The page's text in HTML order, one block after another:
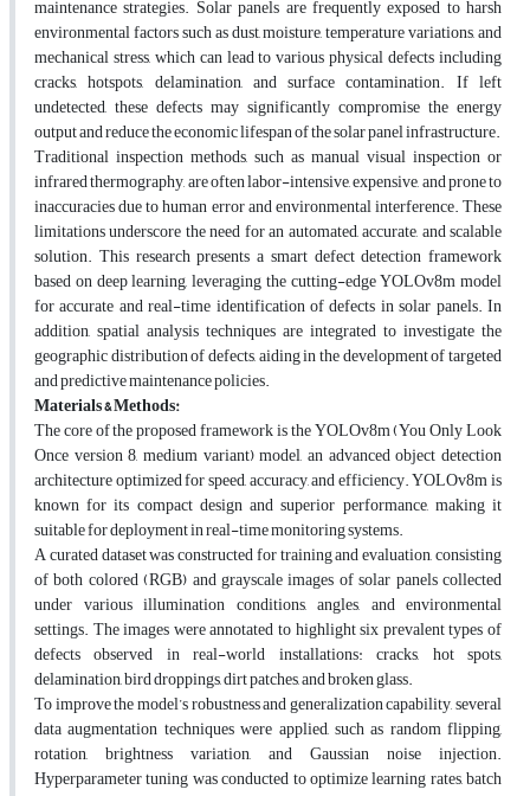
maintenance strategies. Solar panels are frequently exposed to harsh
environmental factors such as dust, moisture, temperature variations, and
mechanical stress, which can lead to various physical defects including
cracks, hotspots, delamination, and surface contamination. If left
undetected, these defects may significantly compromise the energy
output and reduce the economic lifespan of the solar panel infrastructure.
Traditional inspection methods, such as manual visual inspection or
infrared thermography, are often labor-intensive, expensive, and prone to
inaccuracies due to human error and environmental interference. These
limitations underscore the need for an automated, accurate, and scalable
solution. This research presents a smart defect detection framework
based on deep learning, leveraging the cutting-edge YOLOv8m model
for accurate and real-time identification of defects in solar panels. In
addition, spatial analysis techniques are integrated to investigate the
geographic distribution of defects, aiding in the development of targeted
and predictive maintenance policies.
Materials & Methods:
The core of the proposed framework is the YOLOv8m (You Only Look
Once version 8, medium variant) model, an advanced object detection
architecture optimized for speed, accuracy, and efficiency. YOLOv8m is
known for its compact design and superior performance, making it
suitable for deployment in real-time monitoring systems.
A curated dataset was constructed for training and evaluation, consisting
of both colored (RGB) and grayscale images of solar panels collected
under various illumination conditions, angles, and environmental
settings. The images were annotated to highlight six prevalent types of
defects observed in real-world installations: cracks, hot spots,
delamination, bird droppings, dirt patches, and broken glass.
To improve the model’s robustness and generalization capability, several
data augmentation techniques were applied, such as random flipping,
rotation, brightness variation, and Gaussian noise injection.
Hyperparameter tuning was conducted to optimize learning rates, batch